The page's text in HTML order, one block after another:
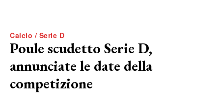
Calcio / Serie D
Poule scudetto Serie D,
annunciate le date della
competizione